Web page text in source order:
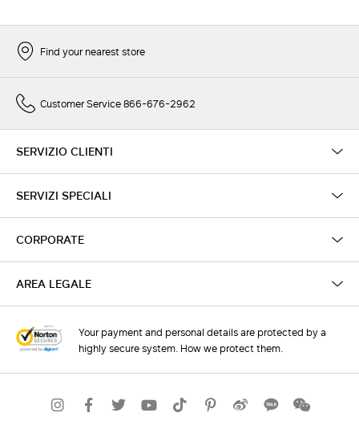
Find your nearest store
Customer Service 866-676-2962
SERVIZIO CLIENTI
SERVIZI SPECIALI
CORPORATE
AREA LEGALE
Your payment and personal details are protected by a
highly secure system. How we protect them.